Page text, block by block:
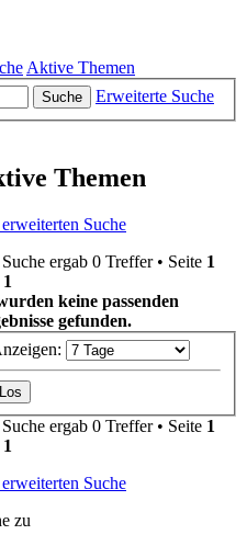
Aktive Themen
Suche
Erweiterte Suche
Themen
Suche
ergab 0 Treffer • Seite 1
1
keine passenden
gefunden.
ergab 0 Treffer • Seite 1
1
Suche
zu